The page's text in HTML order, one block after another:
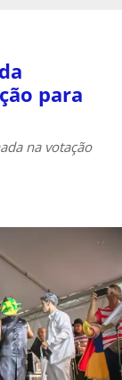
para
na votação